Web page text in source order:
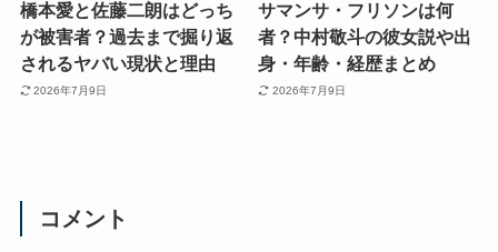
橋本愛と佐藤二朗はどっち
が被害者？過去まで掘り返
されるヤバい現状と理由
2026年7月9日
サマンサ・フリソンは何
者？中村敬斗の彼女説や出
身・年齢・経歴まとめ
2026年7月9日
コメント